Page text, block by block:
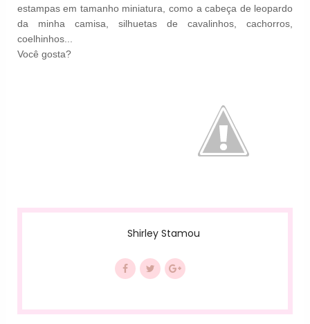
estampas em tamanho miniatura, como a cabeça de leopardo
da minha camisa, silhuetas de cavalinhos, cachorros,
coelhinhos...
Você gosta?
Shirley Stamou